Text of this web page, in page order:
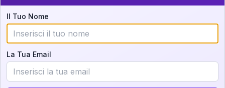
Cosa scoprirete nella vostra
interpretazione:
💕 Come rafforzare la vostra unione
Il Tuo Nome
La Tua Email